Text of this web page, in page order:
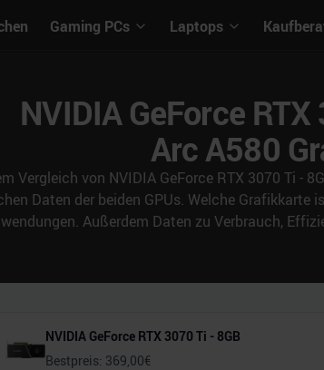
Gaming PCs Laptops
NVIDIA GeForce
Arc A580
Vergleich von NVIDIA GeForce RTX 3070 Ti -
Daten der beiden GPUs. Welche Grafikkarte
Außerdem Daten zu Verbrauch,
NVIDIA GeForce RTX 3070 Ti - 8GB
Bestpreis: 369,00€